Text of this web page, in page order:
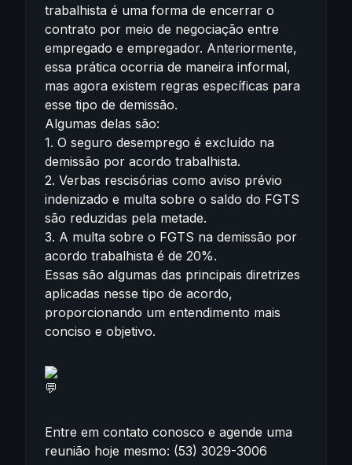
trabalhista é uma forma de encerrar o
contrato por meio de negociação entre
empregado e empregador. Anteriormente,
essa prática ocorria de maneira informal,
mas agora existem regras específicas para
esse tipo de demissão.
Algumas delas são:
1. O seguro desemprego é excluído na
demissão por acordo trabalhista.
2. Verbas rescisórias como aviso prévio
indenizado e multa sobre o saldo do FGTS
são reduzidas pela metade.
3. A multa sobre o FGTS na demissão por
acordo trabalhista é de 20%.
Essas são algumas das principais diretrizes
aplicadas nesse tipo de acordo,
proporcionando um entendimento mais
conciso e objetivo.
Entre em contato conosco e agende uma
reunião hoje mesmo: (53) 3029-3006